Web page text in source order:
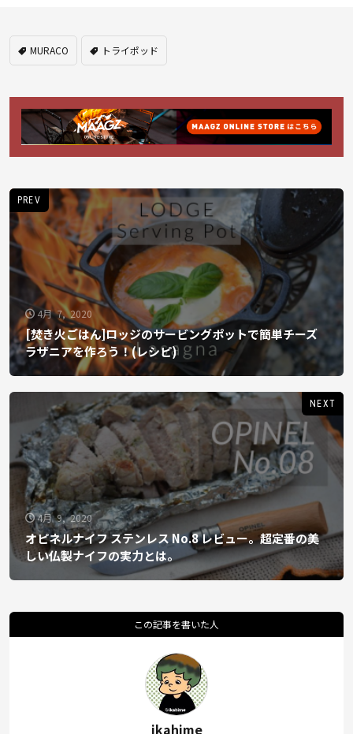
MURACO トライポッド
PREV
4月 7, 2020
[焚き火ごはん]ロッジのサービングポットで簡単チーズ
ラザニアを作ろう！(レシピ)
NEXT
4月 9, 2020
オピネルナイフ ステンレス No.8 レビュー。超定番の美
しい仏製ナイフの実力とは。
この記事を書いた人
ikahime